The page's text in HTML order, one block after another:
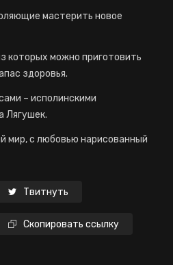
мастерить новое
которых можно приготовить
здоровья.
– исполинскими
Лягушек.
мир, с любовью нарисованный
Твитнуть
Скопировать ссылку